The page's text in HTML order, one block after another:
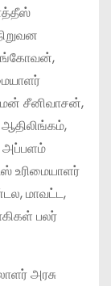
சீனிவாசன்,
அப்பளம்
உரிமையாளர்
மாவட்ட,
பலர்
அரசு